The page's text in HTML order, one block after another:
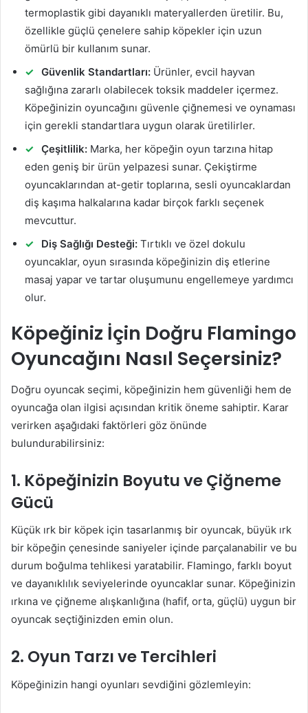
termoplastik gibi dayanıklı materyallerden üretilir. Bu,
özellikle güçlü çenelere sahip köpekler için uzun
ömürlü bir kullanım sunar.
Güvenlik Standartları: Ürünler, evcil hayvan
sağlığına zararlı olabilecek toksik maddeler içermez.
Köpeğinizin oyuncağını güvenle çiğnemesi ve oynaması
için gerekli standartlara uygun olarak üretilirler.
Çeşitlilik: Marka, her köpeğin oyun tarzına hitap
eden geniş bir ürün yelpazesi sunar. Çekiştirme
oyuncaklarından at-getir toplarına, sesli oyuncaklardan
diş kaşıma halkalarına kadar birçok farklı seçenek
mevcuttur.
Diş Sağlığı Desteği: Tırtıklı ve özel dokulu
oyuncaklar, oyun sırasında köpeğinizin diş etlerine
masaj yapar ve tartar oluşumunu engellemeye yardımcı
olur.
Köpeğiniz İçin Doğru Flamingo
Oyuncağını Nasıl Seçersiniz?
Doğru oyuncak seçimi, köpeğinizin hem güvenliği hem de
oyuncağa olan ilgisi açısından kritik öneme sahiptir. Karar
verirken aşağıdaki faktörleri göz önünde
bulundurabilirsiniz:
1. Köpeğinizin Boyutu ve Çiğneme
Gücü
Küçük ırk bir köpek için tasarlanmış bir oyuncak, büyük ırk
bir köpeğin çenesinde saniyeler içinde parçalanabilir ve bu
durum boğulma tehlikesi yaratabilir. Flamingo, farklı boyut
ve dayanıklılık seviyelerinde oyuncaklar sunar. Köpeğinizin
ırkına ve çiğneme alışkanlığına (hafif, orta, güçlü) uygun bir
oyuncak seçtiğinizden emin olun.
2. Oyun Tarzı ve Tercihleri
Köpeğinizin hangi oyunları sevdiğini gözlemleyin: